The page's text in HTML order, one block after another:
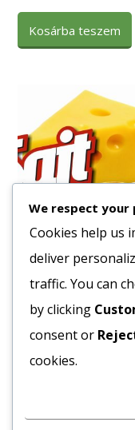
Kosárba teszem
Sajt Cheddar
1,033 kg 84 szelet
4530Ft
Bruttó egység ár:ft/
We respect your
Cookies help us
deliver
traffic. You can
by clicking
consent or
cookies.